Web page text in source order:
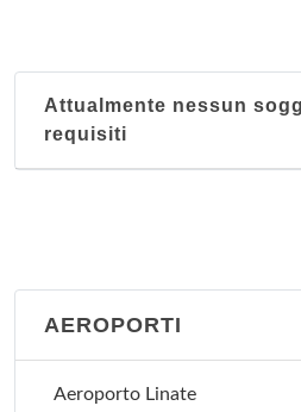
Attualmente nessun
requisiti
AEROPORTI
Aeroporto Linate